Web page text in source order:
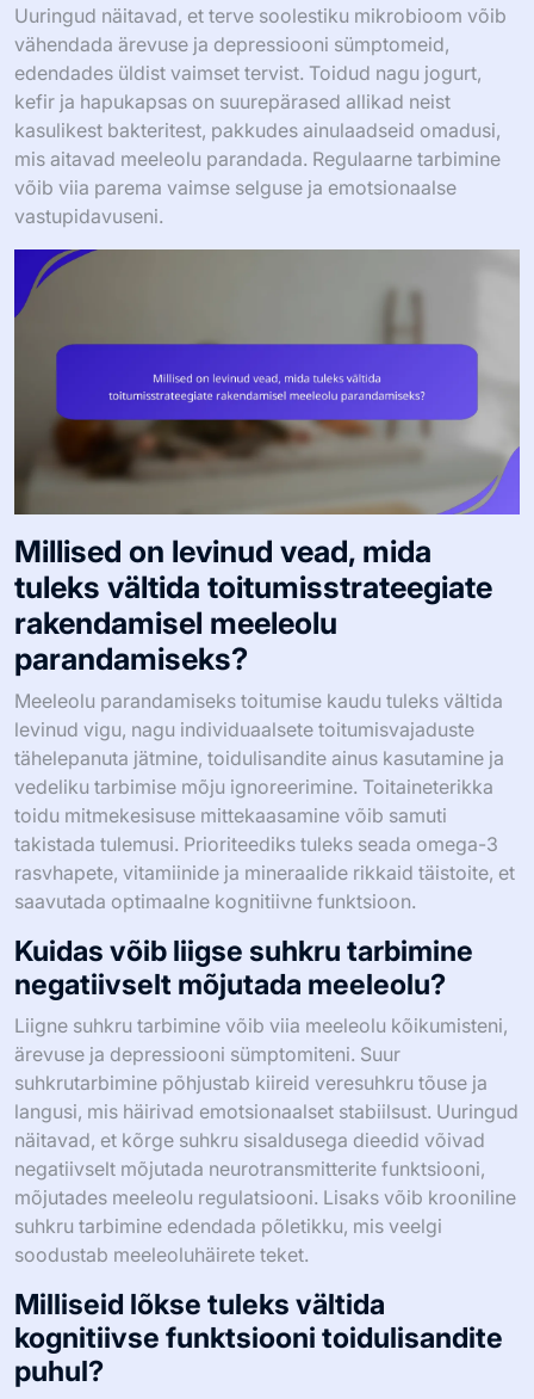
Uuringud näitavad, et terve soolestiku mikrobioom võib
vähendada ärevuse ja depressiooni sümptomeid,
edendades üldist vaimset tervist. Toidud nagu jogurt,
kefir ja hapukapsas on suurepärased allikad neist
kasulikest bakteritest, pakkudes ainulaadseid omadusi,
mis aitavad meeleolu parandada. Regulaarne tarbimine
võib viia parema vaimse selguse ja emotsionaalse
vastupidavuseni.
Millised on levinud vead, mida
tuleks vältida toitumisstrateegiate
rakendamisel meeleolu
parandamiseks?
Meeleolu parandamiseks toitumise kaudu tuleks vältida
levinud vigu, nagu individuaalsete toitumisvajaduste
tähelepanuta jätmine, toidulisandite ainus kasutamine ja
vedeliku tarbimise mõju ignoreerimine. Toitaineterikka
toidu mitmekesisuse mittekaasamine võib samuti
takistada tulemusi. Prioriteediks tuleks seada omega-3
rasvhapete, vitamiinide ja mineraalide rikkaid täistoite, et
saavutada optimaalne kognitiivne funktsioon.
Kuidas võib liigse suhkru tarbimine
negatiivselt mõjutada meeleolu?
Liigne suhkru tarbimine võib viia meeleolu kõikumisteni,
ärevuse ja depressiooni sümptomiteni. Suur
suhkrutarbimine põhjustab kiireid veresuhkru tõuse ja
langusi, mis häirivad emotsionaalset stabiilsust. Uuringud
näitavad, et kõrge suhkru sisaldusega dieedid võivad
negatiivselt mõjutada neurotransmitterite funktsiooni,
mõjutades meeleolu regulatsiooni. Lisaks võib krooniline
suhkru tarbimine edendada põletikku, mis veelgi
soodustab meeleoluhäirete teket.
Milliseid lõkse tuleks vältida
kognitiivse funktsiooni toidulisandite
puhul?